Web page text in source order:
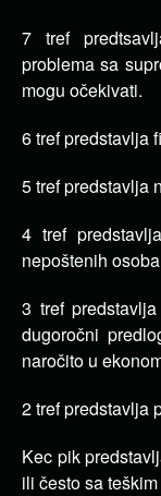
7 tref
problema sa
mogu očekivati.
6 tref predstavlja
5 tref predstavlja
4 tref
nepoštenih
3 tref
dugoročni
naročito u
2 tref predstavlja
Kec pik
ili često sa